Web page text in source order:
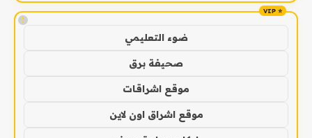
!
ضوء التعليمي
صحيفة برق
موقع اشراقات
موقع اشراق اون لاين